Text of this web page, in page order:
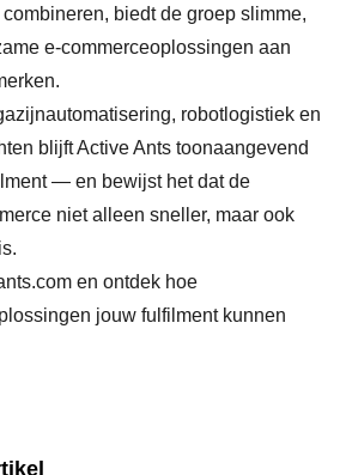
biedt de groep slimme,
e-commerceoplossingen aan
robotlogistiek en
blijft Active Ants toonaangevend
— en bewijst het dat de
niet alleen sneller, maar ook
en ontdek hoe
jouw fulfilment kunnen